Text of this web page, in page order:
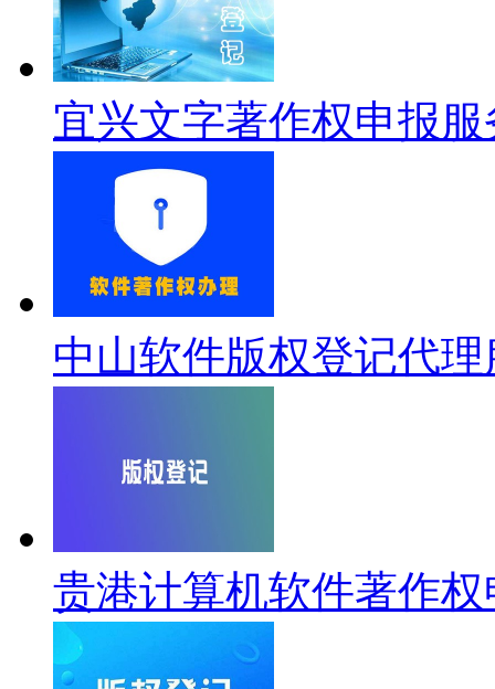
宜兴文字著作权申报服
中山软件版权登记代理
贵港计算机软件著作权